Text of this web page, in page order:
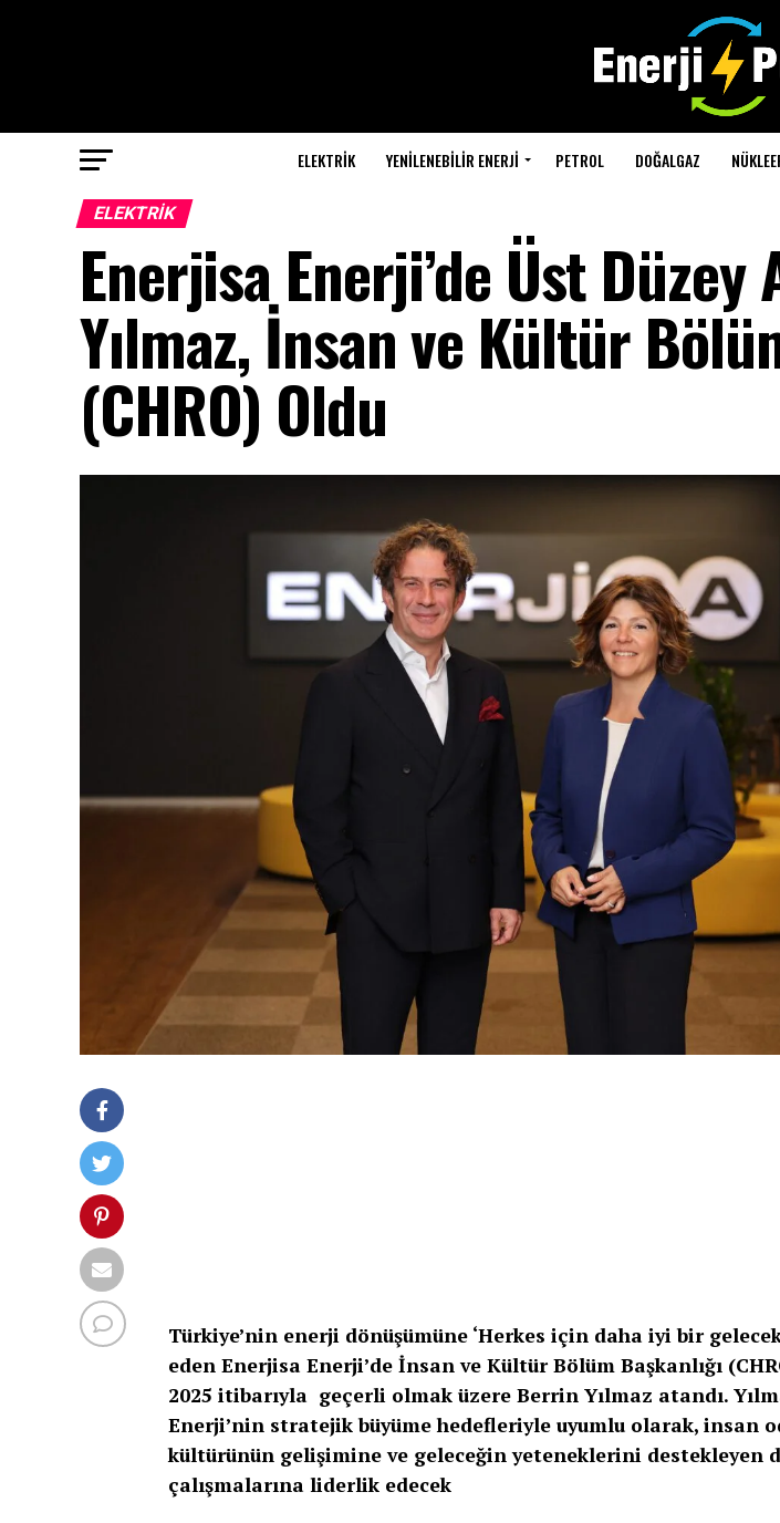
ELEKTRİK YENILENEBILIR ENERJI PETROL DOĞALGAZ
ELEKTRİK
Enerjisa Enerji’de Üst
Yılmaz, İnsan ve Kültür
(CHRO) Oldu
Türkiye’nin enerji dönüşümüne ‘Herkes için daha iyi bir
eden Enerjisa Enerji’de İnsan ve Kültür Bölüm Başkanlığı
2025 itibarıyla geçerli olmak üzere Berrin Yılmaz atandı.
Enerji’nin stratejik büyüme hedefleriyle uyumlu olarak, insan
kültürünün gelişimine ve geleceğin yeteneklerini destekleyen
çalışmalarına liderlik edecek